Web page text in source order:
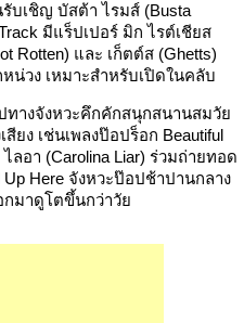
บเชิญ บัสต้า ไรมส์ (Busta
มีแร็ปเปอร์ มิก ไรต์เชียส
Rotten) และ เก็ตต์ส (Ghetts)
น่วง เหมาะสำหรับเปิดในคลับ
ทางจังหวะคึกคักสนุกสนานสมวัย
ยง เช่นเพลงป๊อปร็อก Beautiful
อา (Carolina Liar) ร่วมถ่ายทอด
Here จังหวะป๊อปช้าปานกลาง
มาดูโตขึ้นกว่าวัย